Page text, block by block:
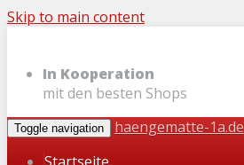
Skip to main content
In Kooperation
mit den besten Shops
Toggle navigation
haengematte-1a.de